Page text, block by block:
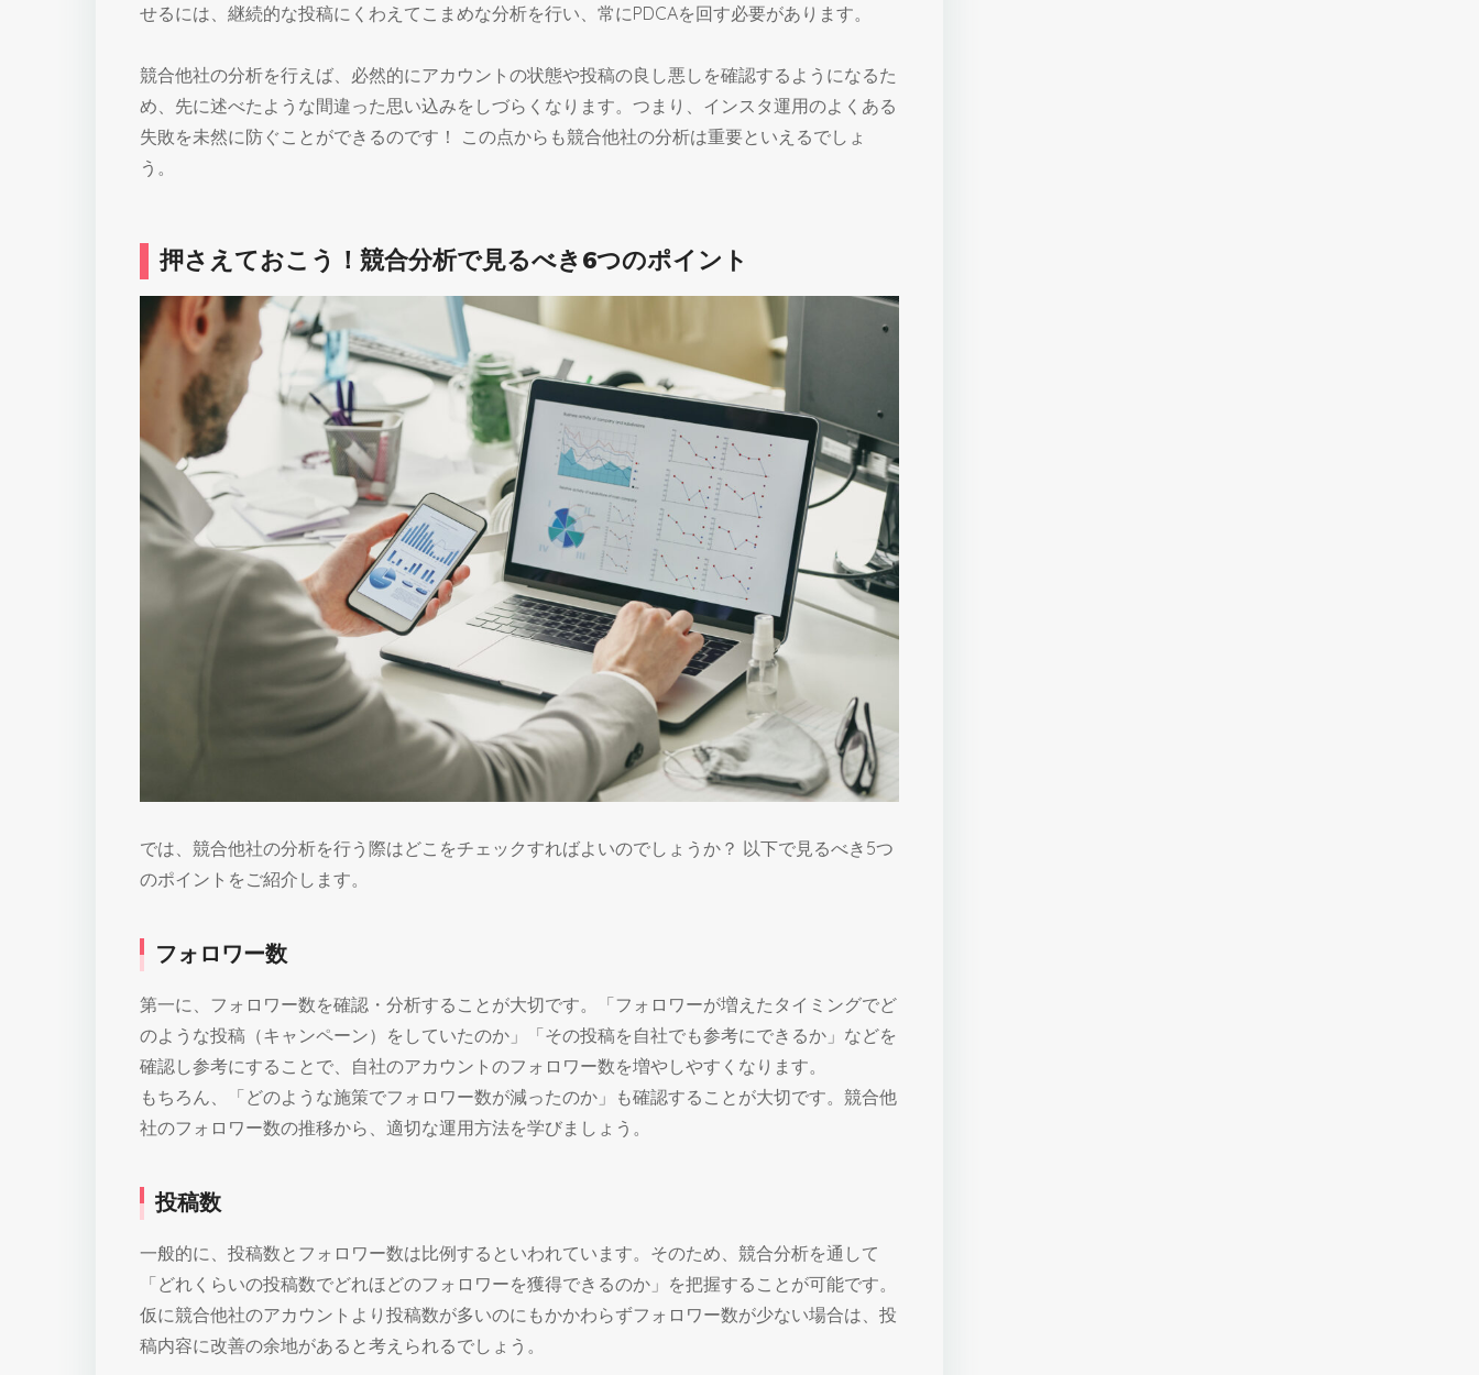
せるには、継続的な投稿にくわえてこまめな分析を行い、常にPDCAを回す必要があります。
競合他社の分析を行えば、必然的にアカウントの状態や投稿の良し悪しを確認するようになるた
め、先に述べたような間違った思い込みをしづらくなります。つまり、インスタ運用のよくある
失敗を未然に防ぐことができるのです！ この点からも競合他社の分析は重要といえるでしょ
う。
押さえておこう！競合分析で見るべき6つのポイント
では、競合他社の分析を行う際はどこをチェックすればよいのでしょうか？ 以下で見るべき5つ
のポイントをご紹介します。
フォロワー数
第一に、フォロワー数を確認・分析することが大切です。「フォロワーが増えたタイミングでど
のような投稿（キャンペーン）をしていたのか」「その投稿を自社でも参考にできるか」などを
確認し参考にすることで、自社のアカウントのフォロワー数を増やしやすくなります。
もちろん、「どのような施策でフォロワー数が減ったのか」も確認することが大切です。競合他
社のフォロワー数の推移から、適切な運用方法を学びましょう。
投稿数
一般的に、投稿数とフォロワー数は比例するといわれています。そのため、競合分析を通して
「どれくらいの投稿数でどれほどのフォロワーを獲得できるのか」を把握することが可能です。
仮に競合他社のアカウントより投稿数が多いのにもかかわらずフォロワー数が少ない場合は、投
稿内容に改善の余地があると考えられるでしょう。